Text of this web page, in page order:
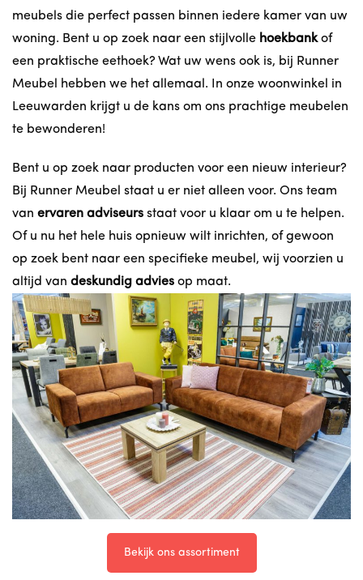
meubels die perfect passen binnen iedere kamer van uw
woning. Bent u op zoek naar een stijlvolle hoekbankof
een praktische eethoek? Wat uw wens ook is, bij Runner
Meubel hebben we het allemaal. In onze woonwinkel in
Leeuwarden krijgt u de kans om ons prachtige meubelen
te bewonderen!
Bent u op zoek naar producten voor een nieuw interieur?
Bij Runner Meubel staat u er niet alleen voor. Ons team
van ervaren adviseurs staat voor u klaar om u te helpen.
Of u nu het hele huis opnieuw wilt inrichten, of gewoon
op zoek bent naar een specifieke meubel, wij voorzien u
altijd van deskundig advies op maat.
Bekijk ons assortiment